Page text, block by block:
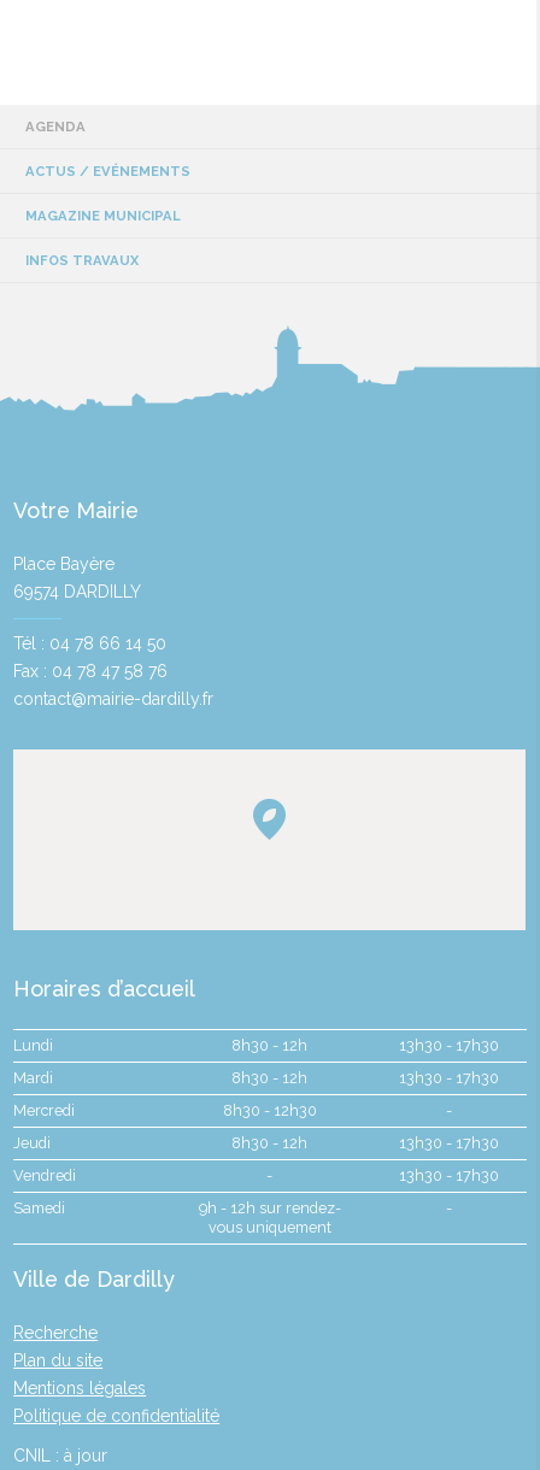
AGENDA
ACTUS / EVÉNEMENTS
MAGAZINE MUNICIPAL
INFOS TRAVAUX
Votre Mairie
Place Bayère
69574 DARDILLY
Tél : 04 78 66 14 50
Fax : 04 78 47 58 76
contact@mairie-dardilly.fr
Horaires d’accueil
Lundi 8h30 - 12h
13h30 - 17h30
Mardi
8h30 - 12h
13h30 - 17h30
Mercredi
8h30 - 12h30
-
Jeudi
8h30 - 12h
13h30 - 17h30
Vendredi
-
13h30 - 17h30
Samedi
9h - 12h sur rendez-
vous uniquement
-
Ville de Dardilly
Recherche
Plan du site
Mentions légales
Politique de confidentialité
CNIL : à jour